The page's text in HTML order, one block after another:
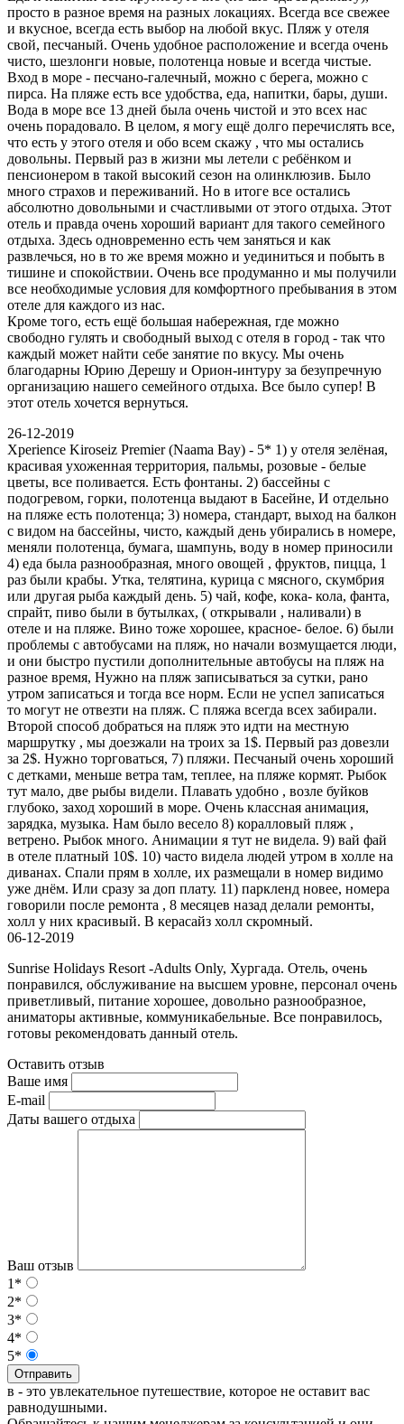
просто в разное время на разных локациях. Всегда все свежее
и вкусное, всегда есть выбор на любой вкус. Пляж у отеля
свой, песчаный. Очень удобное расположение и всегда очень
чисто, шезлонги новые, полотенца новые и всегда чистые.
Вход в море - песчано-галечный, можно с берега, можно с
пирса. На пляже есть все удобства, еда, напитки, бары, души.
Вода в море все 13 дней была очень чистой и это всех нас
очень порадовало. В целом, я могу ещё долго перечислять все,
что есть у этого отеля и обо всем скажу , что мы остались
довольны. Первый раз в жизни мы летели с ребёнком и
пенсионером в такой высокий сезон на олинклюзив. Было
много страхов и переживаний. Но в итоге все остались
абсолютно довольными и счастливыми от этого отдыха. Этот
отель и правда очень хороший вариант для такого семейного
отдыха. Здесь одновременно есть чем заняться и как
развлечься, но в то же время можно и уединиться и побыть в
тишине и спокойствии. Очень все продуманно и мы получили
все необходимые условия для комфортного пребывания в этом
отеле для каждого из нас.
Кроме того, есть ещё большая набережная, где можно
свободно гулять и свободный выход с отеля в город - так что
каждый может найти себе занятие по вкусу. Мы очень
благодарны Юрию Дерешу и Орион-интуру за безупречную
организацию нашего семейного отдыха. Все было супер! В
этот отель хочется вернуться.
26-12-2019
Xperience Kiroseiz Premier (Naama Bay) - 5* 1) у отеля зелёная,
красивая ухоженная территория, пальмы, розовые - белые
цветы, все поливается. Есть фонтаны. 2) бассейны с
подогревом, горки, полотенца выдают в Басейне, И отдельно
на пляже есть полотенца; 3) номера, стандарт, выход на балкон
с видом на бассейны, чисто, каждый день убирались в номере,
меняли полотенца, бумага, шампунь, воду в номер приносили
4) еда была разнообразная, много овощей , фруктов, пицца, 1
раз были крабы. Утка, телятина, курица с мясного, скумбрия
или другая рыба каждый день. 5) чай, кофе, кока- кола, фанта,
спрайт, пиво были в бутылках, ( открывали , наливали) в
отеле и на пляже. Вино тоже хорошее, красное- белое. 6) были
проблемы с автобусами на пляж, но начали возмущается люди,
и они быстро пустили дополнительные автобусы на пляж на
разное время, Нужно на пляж записываться за сутки, рано
утром записаться и тогда все норм. Если не успел записаться
то могут не отвезти на пляж. С пляжа всегда всех забирали.
Второй способ добраться на пляж это идти на местную
маршрутку , мы доезжали на троих за 1$. Первый раз довезли
за 2$. Нужно торговаться, 7) пляжи. Песчаный очень хороший
с детками, меньше ветра там, теплее, на пляже кормят. Рыбок
тут мало, две рыбы видели. Плавать удобно , возле буйков
глубоко, заход хороший в море. Очень классная анимация,
зарядка, музыка. Нам было весело 8) коралловый пляж ,
ветрено. Рыбок много. Анимации я тут не видела. 9) вай фай
в отеле платный 10$. 10) часто видела людей утром в холле на
диванах. Спали прям в холле, их размещали в номер видимо
уже днём. Или сразу за доп плату. 11) паркленд новее, номера
говорили после ремонта , 8 месяцев назад делали ремонты,
холл у них красивый. В керасайз холл скромный.
06-12-2019
Sunrise Holidays Resort -Adults Only, Хургада. Отель, очень
понравился, обслуживание на высшем уровне, персонал очень
приветливый, питание хорошее, довольно разнообразное,
аниматоры активные, коммуникабельные. Все понравилось,
готовы рекомендовать данный отель.
Оставить отзыв
Ваше имя
E-mail
Даты вашего отдыха
Ваш отзыв
1*
2*
3*
4*
5*
Отправить
в - это увлекательное путешествие, которое не оставит вас
равнодушными.